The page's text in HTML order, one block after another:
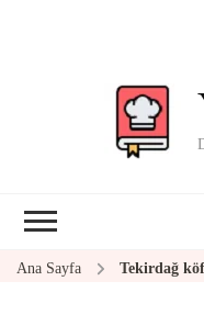
Ana Sayfa Tekirdağ